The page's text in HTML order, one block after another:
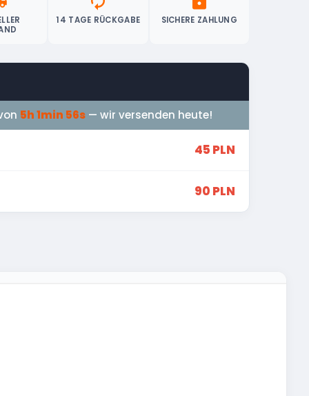
14 TAGE RÜCKGABE SICHERE ZAHLUNG
5h 1min 55s — wir versenden heute!
45 PLN
90 PLN